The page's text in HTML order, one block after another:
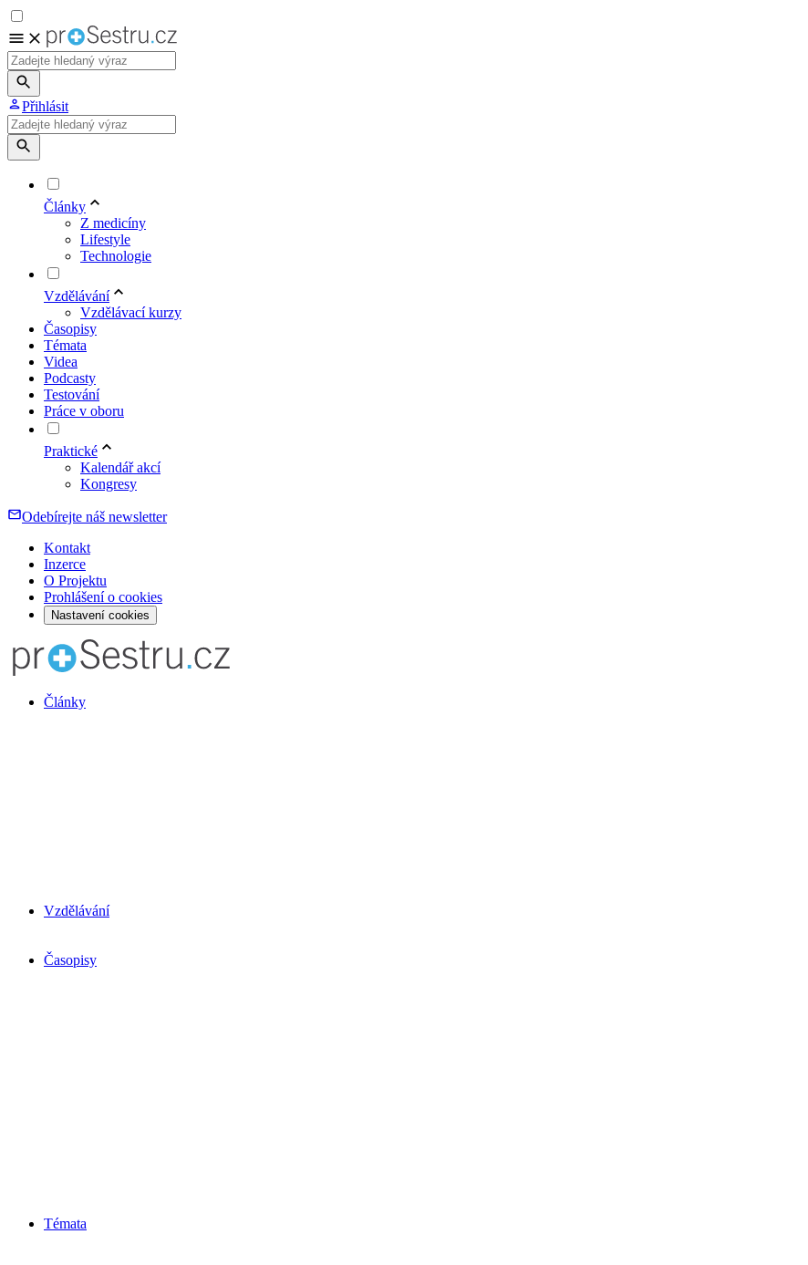
Přihlásit
Články
Z medicíny
Lifestyle
Technologie
Vzdělávání
Vzdělávací kurzy
Časopisy
Témata
Videa
Podcasty
Testování
Práce v oboru
Praktické
Kalendář akcí
Kongresy
Odebírejte náš newsletter
Kontakt
Inzerce
O Projektu
Prohlášení o cookies
Nastavení cookies
Články
Vzdělávání
Časopisy
Témata